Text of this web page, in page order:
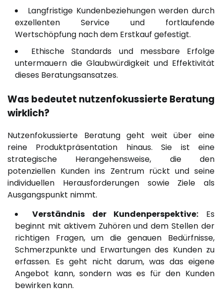
Langfristige Kundenbeziehungen werden durch
exzellenten Service und fortlaufende
Wertschöpfung nach dem Erstkauf gefestigt.
Ethische Standards und messbare Erfolge
untermauern die Glaubwürdigkeit und Effektivität
dieses Beratungsansatzes.
Was bedeutet nutzenfokussierte Beratung
wirklich?
Nutzenfokussierte Beratung geht weit über eine
reine Produktpräsentation hinaus. Sie ist eine
strategische Herangehensweise, die den
potenziellen Kunden ins Zentrum rückt und seine
individuellen Herausforderungen sowie Ziele als
Ausgangspunkt nimmt.
Verständnis der Kundenperspektive: Es
beginnt mit aktivem Zuhören und dem Stellen der
richtigen Fragen, um die genauen Bedürfnisse,
Schmerzpunkte und Erwartungen des Kunden zu
erfassen. Es geht nicht darum, was das eigene
Angebot kann, sondern was es für den Kunden
bewirken kann.